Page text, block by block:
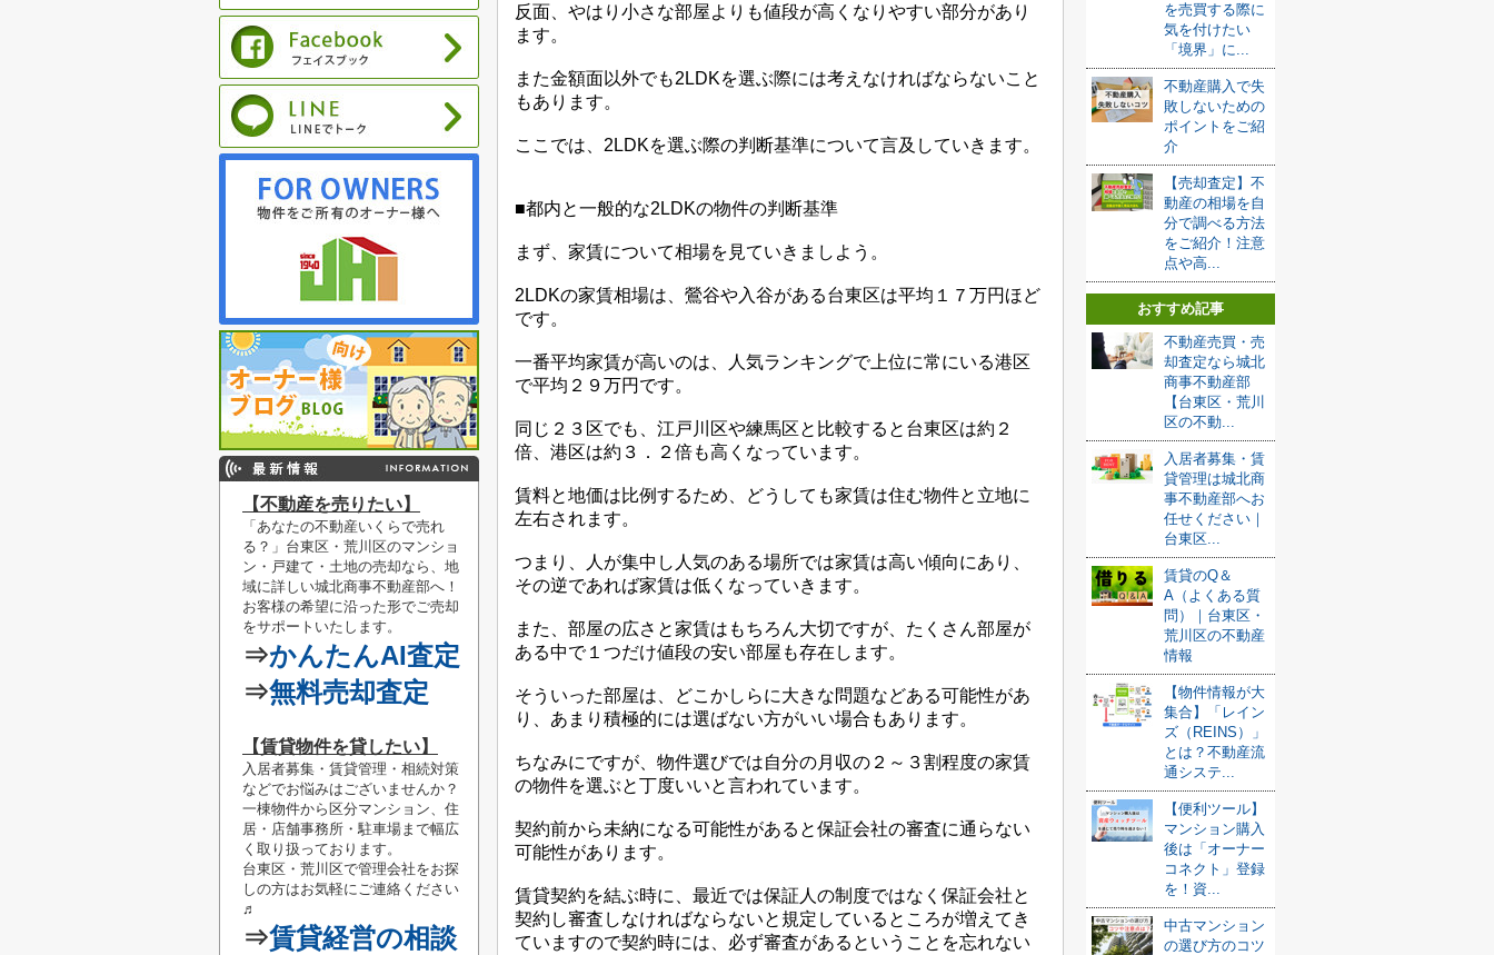
反面、やはり小さな部屋よりも値段が高くなりやすい部分があり
ます。
また金額面以外でも2LDKを選ぶ際には考えなければならないこと
もあります。
ここでは、2LDKを選ぶ際の判断基準について言及していきます。
■都内と一般的な2LDKの物件の判断基準
まず、家賃について相場を見ていきましよう。
2LDKの家賃相場は、鶯谷や入谷がある台東区は平均１７万円ほど
です。
一番平均家賃が高いのは、人気ランキングで上位に常にいる港区
で平均２９万円です。
同じ２３区でも、江戸川区や練馬区と比較すると台東区は約２
倍、港区は約３．２倍も高くなっています。
賃料と地価は比例するため、どうしても家賃は住む物件と立地に
左右されます。
つまり、人が集中し人気のある場所では家賃は高い傾向にあり、
その逆であれば家賃は低くなっていきます。
また、部屋の広さと家賃はもちろん大切ですが、たくさん部屋が
ある中で１つだけ値段の安い部屋も存在します。
そういった部屋は、どこかしらに大きな問題などある可能性があ
り、あまり積極的には選ばない方がいい場合もあります。
ちなみにですが、物件選びでは自分の月収の２～３割程度の家賃
の物件を選ぶと丁度いいと言われています。
契約前から未納になる可能性があると保証会社の審査に通らない
可能性があります。
賃貸契約を結ぶ時に、最近では保証人の制度ではなく保証会社と
契約し審査しなければならないと規定しているところが増えてき
ていますので契約時には、必ず審査があるということを忘れない
を売買する際に
気を付けたい
「境界」に...
不動産購入で失
敗しないための
ポイントをご紹
介
【売却査定】不
動産の相場を自
分で調べる方法
をご紹介！注意
点や高...
おすすめ記事
不動産売買・売
却査定なら城北
商事不動産部
【台東区・荒川
区の不動...
入居者募集・賃
貸管理は城北商
事不動産部へお
任せください｜
台東区...
賃貸のQ＆
A（よくある質
問）｜台東区・
荒川区の不動産
情報
【物件情報が大
集合】「レイン
ズ（REINS）」
とは？不動産流
通システ...
【便利ツール】
マンション購入
後は「オーナー
コネクト」登録
を！資...
中古マンション
の選び方のコツ
【不動産を売りたい】
「あなたの不動産いくらで売れ
る？」 台東区・荒川区のマンショ
ン・戸建て・土地の売却なら、地
域に詳しい城北商事不動産部へ！
お客様の希望に沿った形でご売却
をサポートいたします。
⇒かんたんAI査定
⇒無料売却査定
【賃貸物件を貸したい】
入居者募集・賃貸管理・相続対策
などでお悩みはございませんか？
一棟物件から区分マンション、住
居・店舗事務所・駐車場まで幅広
く取り扱っております。
台東区・荒川区で管理会社をお探
しの方はお気軽にご連絡 ください
♬
⇒賃貸経営の相談